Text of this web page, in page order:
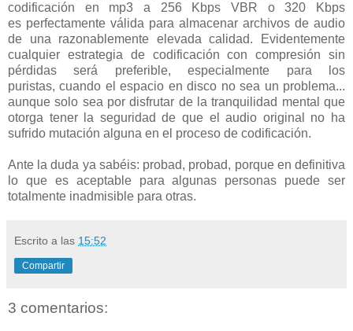
codificación en mp3 a 256 Kbps VBR o 320 Kbps
es perfectamente válida para almacenar archivos de audio
de una razonablemente elevada calidad. Evidentemente
cualquier estrategia de codificación con compresión sin
pérdidas será preferible, especialmente para los
puristas, cuando el espacio en disco no sea un problema...
aunque solo sea por disfrutar de la tranquilidad mental que
otorga tener la seguridad de que el audio original no ha
sufrido mutación alguna en el proceso de codificación.
Ante la duda ya sabéis: probad, probad, porque en definitiva
lo que es aceptable para algunas personas puede ser
totalmente inadmisible para otras.
Escrito a las 15:52
Compartir
3 comentarios: